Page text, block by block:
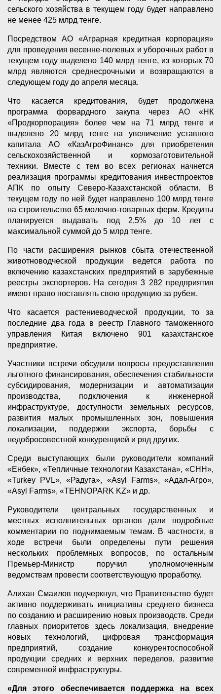
сельского хозяйства в текущем году будет направлено
не менее 425 млрд тенге.
Посредством АО «Аграрная кредитная корпорация»
для проведения весенне-полевых и уборочных работ в
текущем году выделено 140 млрд тенге, из которых 70
млрд являются среднесрочными и возвращаются в
следующем году до апреля месяца.
Что касается кредитования, будет продолжена
программа форвардного закупа через АО «НК
«Продкорпорация» более чем на 71 млрд тенге и
выделено 20 млрд тенге на увеличение уставного
капитала АО «КазАгроФинанс» для приобретения
сельскохозяйственной и кормозаготовительной
техники. Вместе с тем во всех регионах начнется
реализация программы кредитования инвестпроектов
АПК по опыту Северо-Казахстанской области. В
текущем году по ней будет направлено 100 млрд тенге
на строительство 65 молочно-товарных ферм. Кредиты
планируется выдавать под 2,5% до 10 лет с
максимальной суммой до 5 млрд тенге.
По части расширения рынков сбыта отечественной
животноводческой продукции ведется работа по
включению казахстанских предприятий в зарубежные
реестры экспортеров. На сегодня 3 282 предприятия
имеют право поставлять свою продукцию за рубеж.
Что касается растениеводческой продукции, то за
последние два года в реестр Главного таможенного
управления Китая включено 901 казахстанское
предприятие.
Участники встречи обсудили вопросы предоставления
льготного финансирования, обеспечения стабильности
субсидирования, модернизации и автоматизации
производства, подключения к инженерной
инфраструктуре, доступности земельных ресурсов,
развития малых промышленных зон, повышения
локализации, поддержки экспорта, борьбы с
недобросовестной конкуренцией и ряд других.
Среди выступающих были руководители компаний
«Енбек», «Тепличные технологии Казахстана», «СНН»,
«Turkey PVL», «Радуга», «Asyl Farms», «Адал-Агро»,
«Asyl Farms», «TEHNOPARK KZ» и др.
Руководители центральных государственных и
местных исполнительных органов дали подробные
комментарии по поднимаемым темам. В частности, в
ходе встречи были определены пути решения
нескольких проблемных вопросов, по остальным
Премьер-Министр поручил уполномоченным
ведомствам провести соответствующую проработку.
Алихан Смаилов подчеркнул, что Правительство будет
активно поддерживать инициативы среднего бизнеса
по созданию и расширению новых производств. Среди
главных приоритетов здесь локализация, внедрение
новых технологий, цифровая трансформация
предприятий, создание конкурентоспособной
продукции средних и верхних переделов, развитие
современной инфраструктуры.
«Для этого обеспечивается поддержка на всех